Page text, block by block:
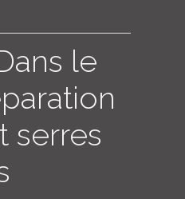
LOGIN
ENGLISH
le
serres